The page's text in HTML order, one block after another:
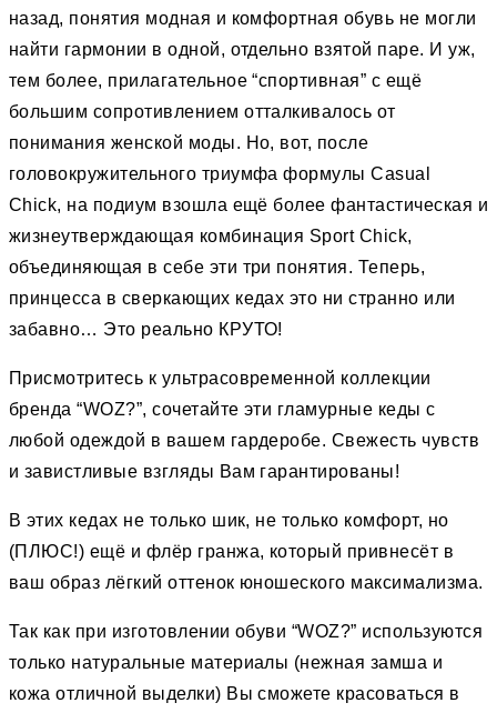
назад, понятия модная и комфортная обувь не могли
найти гармонии в одной, отдельно взятой паре. И уж,
тем более, прилагательное “спортивная” c ещё
большим сопротивлением отталкивалось от
понимания женской моды. Но, вот, после
головокружительного триумфа формулы Casual
Chick, на подиум взошла ещё более фантастическая и
жизнеутверждающая комбинация Sport Chick,
объединяющая в себе эти три понятия. Теперь,
принцесса в сверкающих кедах это ни странно или
забавно… Это реально КРУТО!
Присмотритесь к ультрасовременной коллекции
бренда “WOZ?”, сочетайте эти гламурные кеды с
любой одеждой в вашем гардеробе. Свежесть чувств
и завистливые взгляды Вам гарантированы!
В этих кедах не только шик, не только комфорт, но
(ПЛЮС!) ещё и флёр гранжа, который привнесёт в
ваш образ лёгкий оттенок юношеского максимализма.
Так как при изготовлении обуви “WOZ?” используются
только натуральные материалы (нежная замша и
кожа отличной выделки) Вы сможете красоваться в